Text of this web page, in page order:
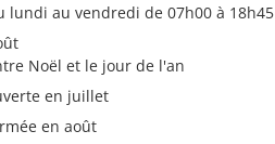
lundi au vendredi de 07h00 à 18h45
Noël et le jour de l'an
en juillet
en août